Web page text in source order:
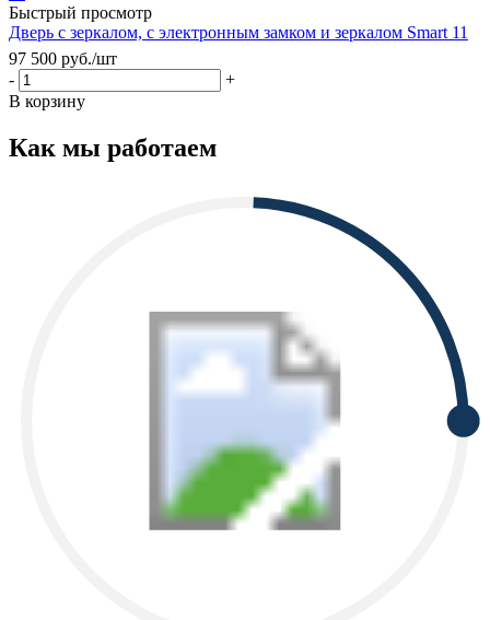
Быстрый просмотр
Дверь с зеркалом, с электронным замком и зеркалом Smart 11
97 500 руб./шт
-
+
В корзину
Как мы работаем